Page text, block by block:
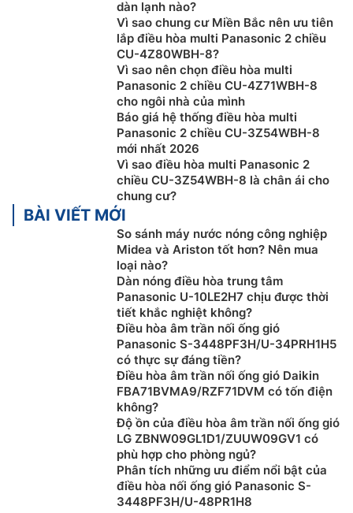
Công nghệ NanoeG
điều hòa multiPanasonic 11900btu CS-
MXPU12YKZ được tích hợp công nghệ NanoeG giải
phóng ra các ion âm để bắt giữ các hạt bụi có kích
thước nhỏ như PM 2.5, đưa chúng trở lại bộ lọc giúp
mang lại không gian trong nhà trong sạch hơn.
Kết nối và điều khiển điều hòa không khí
mọi lúc mọi nơi
Với chức năng tích hợp sẵn Wi-Fi trênđiều hòa
dàn lạnh nào?
Vì sao chung cư Miền Bắc nên ưu tiên
lắp điều hòa multi Panasonic 2 chiều
CU-4Z80WBH-8?
Vì sao nên chọn điều hòa multi
Panasonic 2 chiều CU-4Z71WBH-8
cho ngôi nhà của mình
Báo giá hệ thống điều hòa multi
Panasonic 2 chiều CU-3Z54WBH-8
mới nhất 2026
Vì sao điều hòa multi Panasonic 2
chiều CU-3Z54WBH-8 là chân ái cho
chung cư?
BÀI VIẾT MỚI
So sánh máy nước nóng công nghiệp
Midea và Ariston tốt hơn? Nên mua
loại nào?
Dàn nóng điều hòa trung tâm
Panasonic U-10LE2H7 chịu được thời
tiết khắc nghiệt không?
Điều hòa âm trần nối ống gió
Panasonic S-3448PF3H/U-34PRH1H5
có thực sự đáng tiền?
Điều hòa âm trần nối ống gió Daikin
FBA71BVMA9/RZF71DVM có tốn điện
không?
Độ ồn của điều hòa âm trần nối ống gió
LG ZBNW09GL1D1/ZUUW09GV1 có
phù hợp cho phòng ngủ?
Phân tích những ưu điểm nổi bật của
điều hòa nối ống gió Panasonic S-
3448PF3H/U-48PR1H8